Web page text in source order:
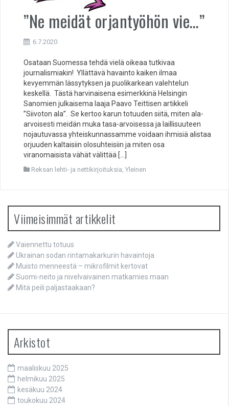
”Ne meidät orjantyöhön vie…”
6.7.2020
Osataan Suomessa tehdä vielä oikeaa tutkivaa
journalismiakin! Yllättävä havainto kaiken ilmaa
kevyemmän lässytyksen ja puolikarkean valehtelun
keskellä. Tästä harvinaisena esimerkkinä Helsingin
Sanomien julkaisema laaja Paavo Teittisen artikkeli
”Siivoton ala”. Se kertoo karun totuuden siitä, miten ala-
arvoisesti meidän muka tasa-arvoisessa ja laillisuuteen
nojautuvassa yhteiskunnassamme voidaan ihmisiä alistaa
orjuuden kaltaisiin olosuhteisiin ja miten osa
viranomaisista vähät välittää […]
Reksan lehti- ja nettikirjoituksia, Yleinen
Viimeisimmät artikkelit
Vaiennettu totuus
Ukrainan sodan rintamakarkurin havaintoja
Muisto menneestä – mikrofilmit kertovat
Suomi-neito ja nivelvaivainen matkamies maan
Mitä peili paljastaakaan?
Arkistot
maaliskuu 2025
helmikuu 2025
kesäkuu 2024
toukokuu 2024